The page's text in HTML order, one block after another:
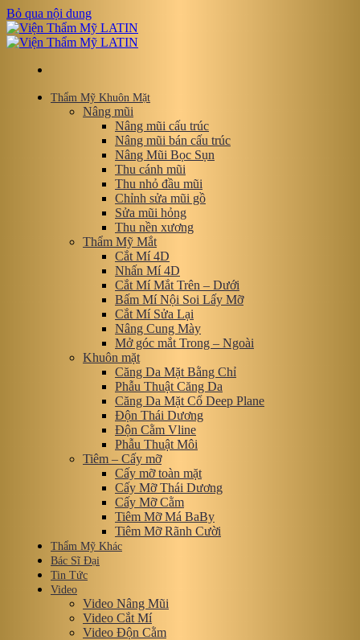
Bỏ qua nội dung
Thẩm Mỹ Khuôn Mặt
Nâng mũi
Nâng mũi cấu trúc
Nâng mũi bán cấu trúc
Nâng Mũi Bọc Sụn
Thu cánh mũi
Thu nhỏ đầu mũi
Chỉnh sửa mũi gồ
Sửa mũi hỏng
Thu nền xương
Thẩm Mỹ Mắt
Cắt Mí 4D
Nhấn Mí 4D
Cắt Mí Mắt Trên – Dưới
Bấm Mí Nội Soi Lấy Mỡ
Cắt Mí Sửa Lại
Nâng Cung Mày
Mở góc mắt Trong – Ngoài
Khuôn mặt
Căng Da Mặt Bằng Chỉ
Phẫu Thuật Căng Da
Căng Da Mặt Cổ Deep Plane
Độn Thái Dương
Độn Cằm Vline
Phẫu Thuật Môi
Tiêm – Cấy mỡ
Cấy mỡ toàn mặt
Cấy Mỡ Thái Dương
Cấy Mỡ Cằm
Tiêm Mỡ Má BaBy
Tiêm Mỡ Rãnh Cười
Thẩm Mỹ Khác
Bác Sĩ Đại
Tin Tức
Video
Video Nâng Mũi
Video Cắt Mí
Video Độn Cằm